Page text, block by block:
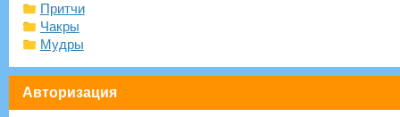
Притчи
Чакры
Мудры
Авторизация